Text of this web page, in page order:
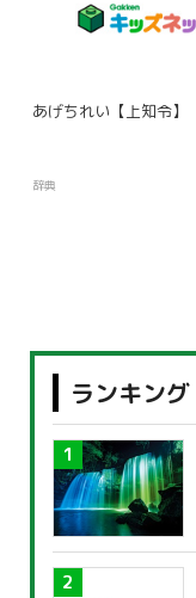
あげちれい【上知令】
辞典
ランキング